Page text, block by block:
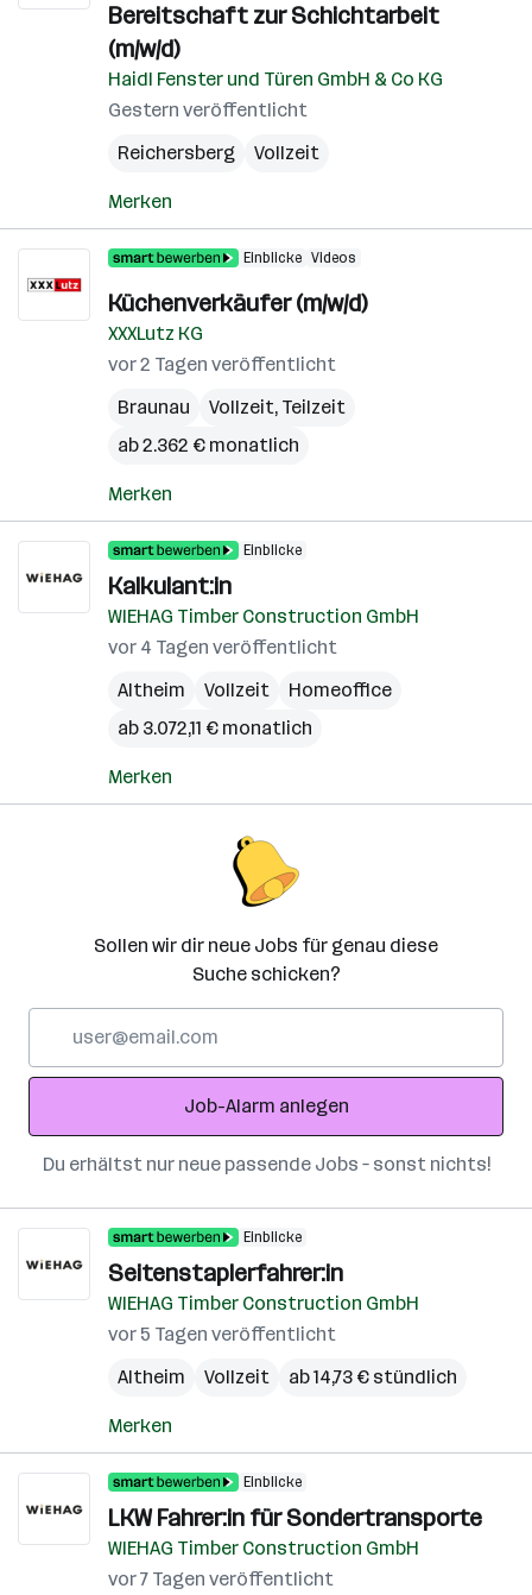
Bereitschaft zur Schichtarbeit
(m/w/d)
Haidl Fenster und Türen GmbH & Co KG
Gestern veröffentlicht
Reichersberg
Vollzeit
Merken
Einblicke Videos
Küchenverkäufer (m/w/d)
XXXLutz KG
vor 2 Tagen veröffentlicht
Braunau
Vollzeit, Teilzeit
ab 2.362 € monatlich
Merken
Einblicke
Kalkulant:in
WIEHAG Timber Construction GmbH
vor 4 Tagen veröffentlicht
Altheim
Vollzeit
Homeoffice
ab 3.072,11 € monatlich
Merken
Sollen wir dir neue Jobs für genau diese
Suche schicken?
Adresse
Job-Alarm anlegen
Du erhältst nur neue passende Jobs – sonst nichts!
Einblicke
Seitenstaplerfahrer:in
WIEHAG Timber Construction GmbH
vor 5 Tagen veröffentlicht
Altheim
Vollzeit ab 14,73 € stündlich
Merken
Einblicke
LKW Fahrer:in für Sondertransporte
WIEHAG Timber Construction GmbH
vor 7 Tagen veröffentlicht